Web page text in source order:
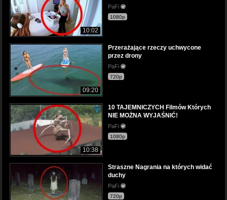
10:02
PaFi
1080p
09:20
Przerażające rzeczy uchwycone
przez drony
PaFi
720p
10:38
10 TAJEMNICZYCH Filmów Których
NIE MOŻNA WYJAŚNIĆ!
PaFi
1080p
Straszne Nagrania na których widać
duchy
PaFi
720p